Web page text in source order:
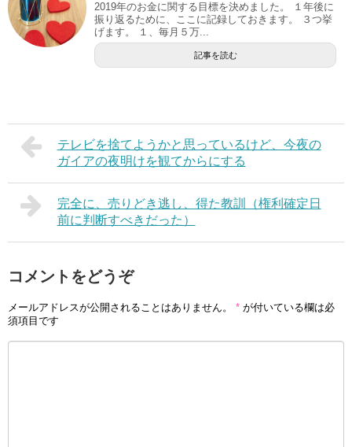
2019年のお金に関する目標を決めました。 １年後に
振り返るために、ここに記録しておきます。 ３つ挙
げます。 １、毎月５万...
記事を読む
テレビを捨てようかと思っているけど、今夜の
ガイアの夜明けを観てからにする
完全に、売りどき逃し、得た教訓（権利確定日
前に判断すべきだった）
コメントをどうぞ
メールアドレスが公開されることはありません。 * が付いている欄は必
須項目です